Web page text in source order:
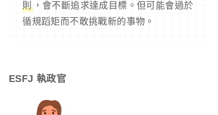
則，會不斷追求達成目標。但可能會過於
循規蹈矩而不敢挑戰新的事物。
ESFJ 執政官